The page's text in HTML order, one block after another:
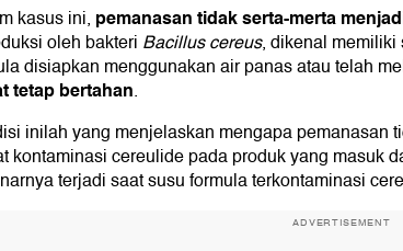
kasus ini, pemanasan tidak serta-merta
oleh bakteri Bacillus cereus, dikenal memiliki
disiapkan menggunakan air panas atau telah
tetap bertahan.
inilah yang menjelaskan mengapa pemanasan
kontaminasi cereulide pada produk yang masuk
terjadi saat susu formula terkontaminasi
ADVERTISEMENT